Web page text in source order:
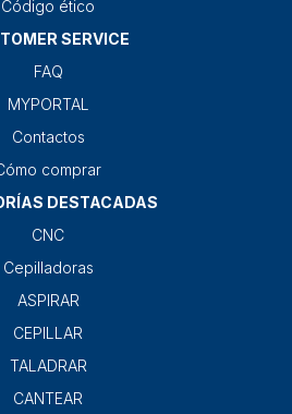
Código ético
SERVICE
FAQ
MYPORTAL
Contactos
comprar
DESTACADAS
CNC
Cepilladoras
ASPIRAR
CEPILLAR
TALADRAR
CANTEAR